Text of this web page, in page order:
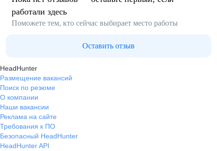
работали здесь
Поможете тем, кто сейчас выбирает место работы
Оставить отзыв
HeadHunter
Размещение вакансий
Поиск по резюме
О компании
Наши вакансии
Реклама на сайте
Требования к ПО
Безопасный HeadHunter
HeadHunter API